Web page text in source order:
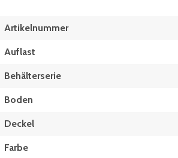
Artikelnummer
Auflast
Behälterserie
Boden
Deckel
Farbe